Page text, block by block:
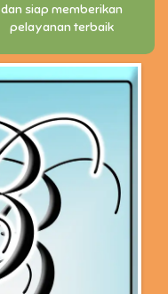
dan siap memberikan
pelayanan terbaik